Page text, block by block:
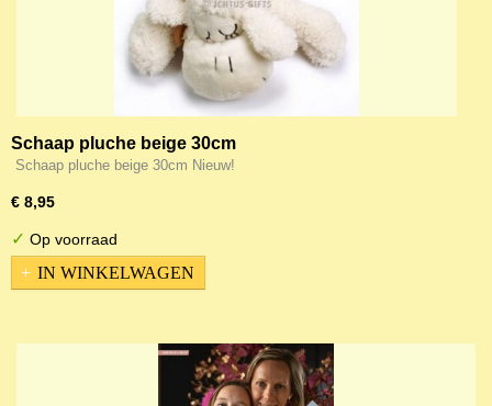
Schaap pluche beige 30cm
Schaap pluche beige 30cm Nieuw!
€ 8,95
✓ Op voorraad
IN WINKELWAGEN